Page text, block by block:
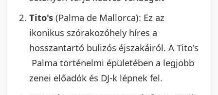
Tito's (Palma de Mallorca): Ez az
ikonikus szórakozóhely híres a
hosszantartó bulizós éjszakáiról. A Tito's
Palma történelmi épületében a legjobb
zenei előadók és DJ-k lépnek fel.